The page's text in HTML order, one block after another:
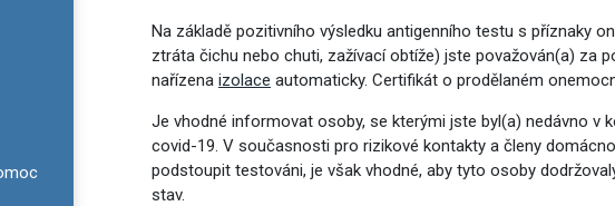
strategie
povolání
України / Pomoc pro Ukrajinu
Na základě pozitivního výsledku antigenního testu s příznaky
ztráta čichu nebo chuti, zažívací obtíže) jste považován(a) za
nařízena izolace automaticky. Certifikát o prodělaném
Je vhodné informovat osoby, se kterými jste byl(a) nedávno v
covid-19. V současnosti pro rizikové kontakty a členy
podstoupit testováni, je však vhodné, aby tyto osoby
stav.